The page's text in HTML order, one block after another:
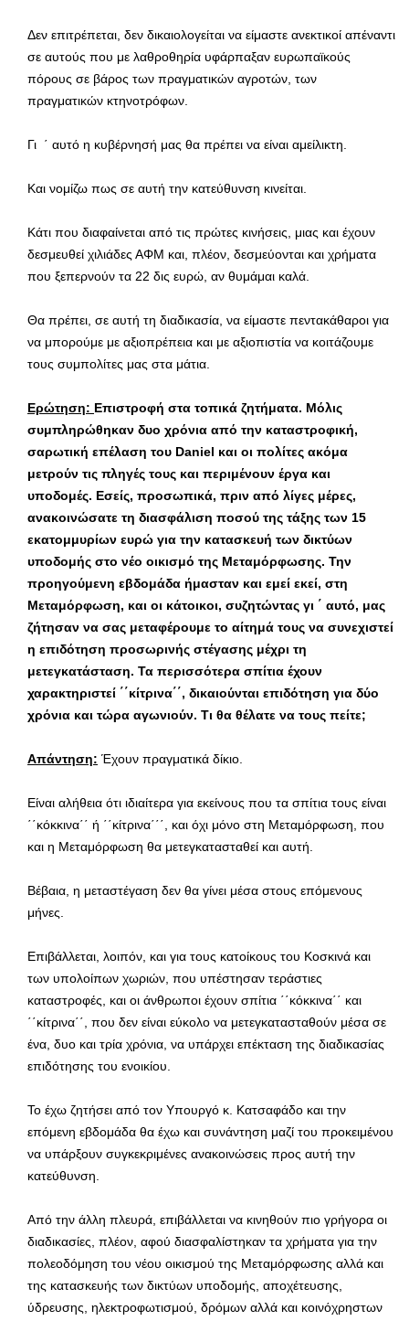
Δεν επιτρέπεται, δεν δικαιολογείται να είμαστε ανεκτικοί απέναντι
σε αυτούς που με λαθροθηρία υφάρπαξαν ευρωπαϊκούς
πόρους σε βάρος των πραγματικών αγροτών, των
πραγματικών κτηνοτρόφων.
Γι ΄ αυτό η κυβέρνησή μας θα πρέπει να είναι αμείλικτη.
Και νομίζω πως σε αυτή την κατεύθυνση κινείται.
Κάτι που διαφαίνεται από τις πρώτες κινήσεις, μιας και έχουν
δεσμευθεί χιλιάδες ΑΦΜ και, πλέον, δεσμεύονται και χρήματα
που ξεπερνούν τα 22 δις ευρώ, αν θυμάμαι καλά.
Θα πρέπει, σε αυτή τη διαδικασία, να είμαστε πεντακάθαροι για
να μπορούμε με αξιοπρέπεια και με αξιοπιστία να κοιτάζουμε
τους συμπολίτες μας στα μάτια.
Ερώτηση: Επιστροφή στα τοπικά ζητήματα. Μόλις
συμπληρώθηκαν δυο χρόνια από την καταστροφική,
σαρωτική επέλαση του Daniel και οι πολίτες ακόμα
μετρούν τις πληγές τους και περιμένουν έργα και
υποδομές. Εσείς, προσωπικά, πριν από λίγες μέρες,
ανακοινώσατε τη διασφάλιση ποσού της τάξης των 15
εκατομμυρίων ευρώ για την κατασκευή των δικτύων
υποδομής στο νέο οικισμό της Μεταμόρφωσης. Την
προηγούμενη εβδομάδα ήμασταν και εμεί εκεί, στη
Μεταμόρφωση, και οι κάτοικοι, συζητώντας γι ΄ αυτό, μας
ζήτησαν να σας μεταφέρουμε το αίτημά τους να συνεχιστεί
η επιδότηση προσωρινής στέγασης μέχρι τη
μετεγκατάσταση. Τα περισσότερα σπίτια έχουν
χαρακτηριστεί ΄΄κίτρινα΄΄, δικαιούνται επιδότηση για δύο
χρόνια και τώρα αγωνιούν. Τι θα θέλατε να τους πείτε;
Απάντηση: Έχουν πραγματικά δίκιο.
Είναι αλήθεια ότι ιδιαίτερα για εκείνους που τα σπίτια τους είναι
΄΄κόκκινα΄΄ ή ΄΄κίτρινα΄΄΄, και όχι μόνο στη Μεταμόρφωση, που
και η Μεταμόρφωση θα μετεγκατασταθεί και αυτή.
Βέβαια, η μεταστέγαση δεν θα γίνει μέσα στους επόμενους
μήνες.
Επιβάλλεται, λοιπόν, και για τους κατοίκους του Κοσκινά και
των υπολοίπων χωριών, που υπέστησαν τεράστιες
καταστροφές, και οι άνθρωποι έχουν σπίτια ΄΄κόκκινα΄΄ και
΄΄κίτρινα΄΄, που δεν είναι εύκολο να μετεγκατασταθούν μέσα σε
ένα, δυο και τρία χρόνια, να υπάρχει επέκταση της διαδικασίας
επιδότησης του ενοικίου.
Το έχω ζητήσει από τον Υπουργό κ. Κατσαφάδο και την
επόμενη εβδομάδα θα έχω και συνάντηση μαζί του προκειμένου
να υπάρξουν συγκεκριμένες ανακοινώσεις προς αυτή την
κατεύθυνση.
Από την άλλη πλευρά, επιβάλλεται να κινηθούν πιο γρήγορα οι
διαδικασίες, πλέον, αφού διασφαλίστηκαν τα χρήματα για την
πολεοδόμηση του νέου οικισμού της Μεταμόρφωσης αλλά και
της κατασκευής των δικτύων υποδομής, αποχέτευσης,
ύδρευσης, ηλεκτροφωτισμού, δρόμων αλλά και κοινόχρηστων